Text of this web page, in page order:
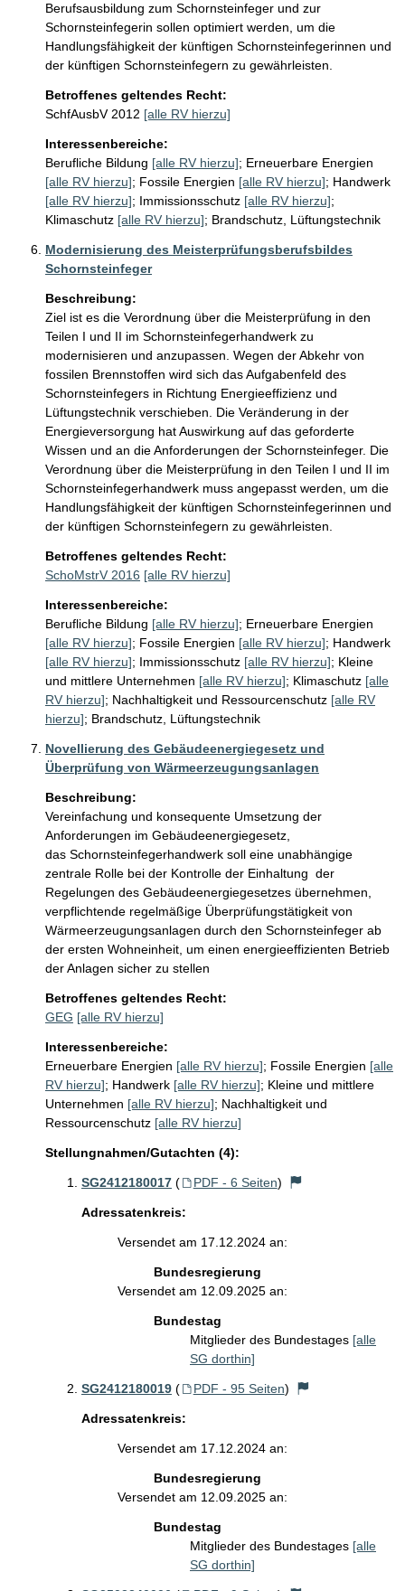
Berufsausbildung zum Schornsteinfeger und zur
Schornsteinfegerin sollen optimiert werden, um die
Handlungsfähigkeit der künftigen Schornsteinfegerinnen und
der künftigen Schornsteinfegern zu gewährleisten.
Betroffenes geltendes Recht:
SchfAusbV 2012 [alle RV hierzu]
Interessenbereiche:
Berufliche Bildung [alle RV hierzu]; Erneuerbare Energien
[alle RV hierzu]; Fossile Energien [alle RV hierzu]; Handwerk
[alle RV hierzu]; Immissionsschutz [alle RV hierzu];
Klimaschutz [alle RV hierzu]; Brandschutz, Lüftungstechnik
Modernisierung des Meisterprüfungsberufsbildes
Schornsteinfeger
Beschreibung:
Ziel ist es die Verordnung über die Meisterprüfung in den
Teilen I und II im Schornsteinfegerhandwerk zu
modernisieren und anzupassen. Wegen der Abkehr von
fossilen Brennstoffen wird sich das Aufgabenfeld des
Schornsteinfegers in Richtung Energieeffizienz und
Lüftungstechnik verschieben. Die Veränderung in der
Energieversorgung hat Auswirkung auf das geforderte
Wissen und an die Anforderungen der Schornsteinfeger. Die
Verordnung über die Meisterprüfung in den Teilen I und II im
Schornsteinfegerhandwerk muss angepasst werden, um die
Handlungsfähigkeit der künftigen Schornsteinfegerinnen und
der künftigen Schornsteinfegern zu gewährleisten.
Betroffenes geltendes Recht:
SchoMstrV 2016 [alle RV hierzu]
Interessenbereiche:
Berufliche Bildung [alle RV hierzu]; Erneuerbare Energien
[alle RV hierzu]; Fossile Energien [alle RV hierzu]; Handwerk
[alle RV hierzu]; Immissionsschutz [alle RV hierzu]; Kleine
und mittlere Unternehmen [alle RV hierzu]; Klimaschutz [alle
RV hierzu]; Nachhaltigkeit und Ressourcenschutz [alle RV
hierzu]; Brandschutz, Lüftungstechnik
Novellierung des Gebäudeenergiegesetz und
Überprüfung von Wärmeerzeugungsanlagen
Beschreibung:
Vereinfachung und konsequente Umsetzung der
Anforderungen im Gebäudeenergiegesetz,
das Schornsteinfegerhandwerk soll eine unabhängige
zentrale Rolle bei der Kontrolle der Einhaltung  der
Regelungen des Gebäudeenergiegesetzes übernehmen,
verpflichtende regelmäßige Überprüfungstätigkeit von
Wärmeerzeugungsanlagen durch den Schornsteinfeger ab
der ersten Wohneinheit, um einen energieeffizienten Betrieb
der Anlagen sicher zu stellen
Betroffenes geltendes Recht:
GEG [alle RV hierzu]
Interessenbereiche:
Erneuerbare Energien [alle RV hierzu]; Fossile Energien [alle
RV hierzu]; Handwerk [alle RV hierzu]; Kleine und mittlere
Unternehmen [alle RV hierzu]; Nachhaltigkeit und
Ressourcenschutz [alle RV hierzu]
Stellungnahmen/Gutachten (4):
SG2412180017 ( PDF - 6 Seiten)
Adressatenkreis:
Versendet am 17.12.2024 an:
Bundesregierung
Versendet am 12.09.2025 an:
Bundestag
Mitglieder des Bundestages [alle
SG dorthin]
SG2412180019 ( PDF - 95 Seiten)
Adressatenkreis:
Versendet am 17.12.2024 an:
Bundesregierung
Versendet am 12.09.2025 an:
Bundestag
Mitglieder des Bundestages [alle
SG dorthin]